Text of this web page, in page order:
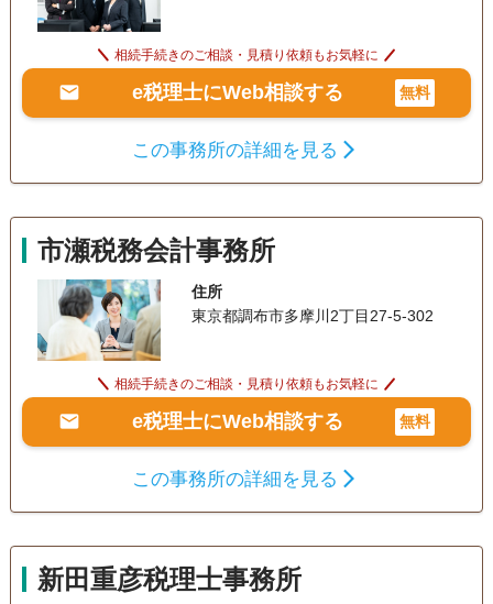
相続手続きのご相談・見積り依頼もお気軽に
e税理士にWeb相談する 無料
この事務所の詳細を見る
市瀬税務会計事務所
住所
東京都調布市多摩川2丁目27-5-302
相続手続きのご相談・見積り依頼もお気軽に
e税理士にWeb相談する 無料
この事務所の詳細を見る
新田重彦税理士事務所